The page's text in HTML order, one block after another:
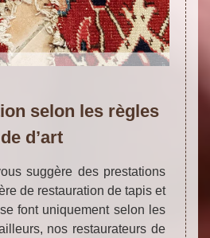
selon les règles
de d’art
suggère des prestations
de restauration de tapis et
font uniquement selon les
nos restaurateurs de